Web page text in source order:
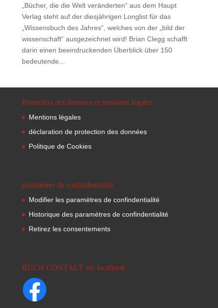
„Bücher, die die Welt veränderten“ aus dem Haupt
Verlag steht auf der diesjährigen Longlist für das
„Wissensbuch des Jahres“, welches von der „bild der
wissenschaft“ ausgezeichnet wird! Brian Clegg schafft
darin einen beeindruckenden Überblick über 150
bedeutende...
Protection des données et mentions légales
Mentions légales
déclaration de protection des données
Politique de Cookies
paramètres de confindentialité
Modifier les paramètres de confindentialité
Historique des paramètres de confindentialité
Retirez les consentements
BUCH CONTACT sur facebook